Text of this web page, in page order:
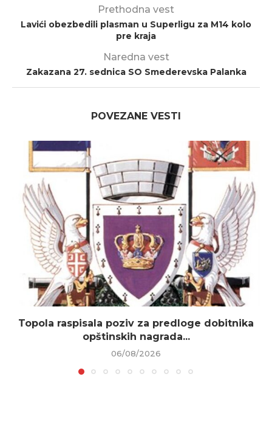
Prethodna vest
Lavići obezbedili plasman u Superligu za M14 kolo
pre kraja
Naredna vest
Zakazana 27. sednica SO Smederevska Palanka
POVEZANE VESTI
Topola raspisala poziv za predloge dobitnika
opštinskih nagrada...
06/08/2026